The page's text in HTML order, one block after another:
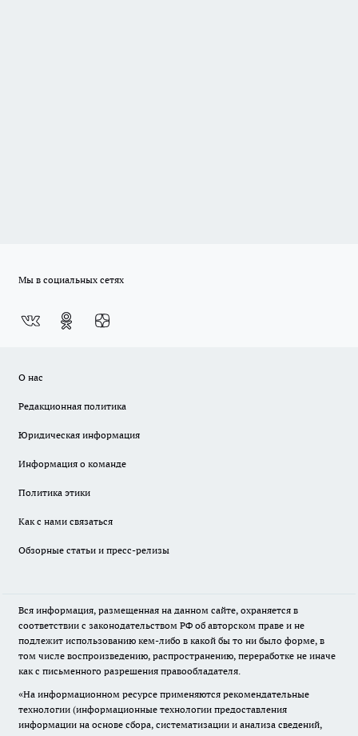
Мы в социальных сетях
О нас
Редакционная политика
Юридическая информация
Информация о команде
Политика этики
Как с нами связаться
Обзорные статьи и пресс-релизы
Вся информация, размещенная на данном сайте, охраняется в
соответствии с законодательством РФ об авторском праве и не
подлежит использованию кем-либо в какой бы то ни было форме, в
том числе воспроизведению, распространению, переработке не иначе
как с письменного разрешения правообладателя.
«На информационном ресурсе применяются рекомендательные
технологии (информационные технологии предоставления
информации на основе сбора, систематизации и анализа сведений,